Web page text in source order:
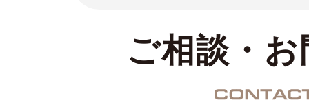
ご相談・